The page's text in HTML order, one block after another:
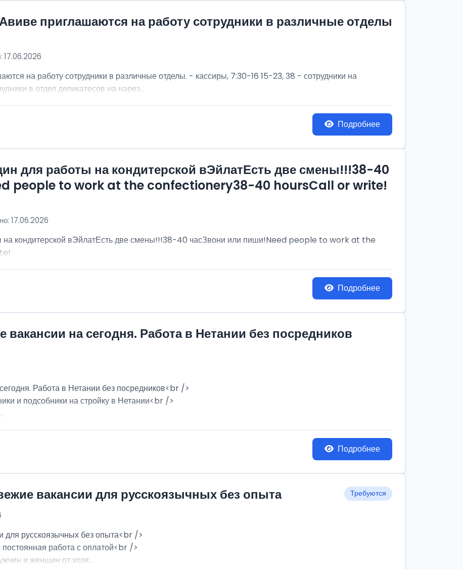
приглашаются на работу сотрудники в различные отделы
17.06.2026
на работу сотрудники в различные отделы. - кассиры, 7:30-16 15-23, 38 - сотрудники на
в отдел деликатесов на нарез...
Подробнее
для работы на кондитерской вЭйлатЕсть две смены!!!38-40
people to work at the confectionery38-40 hoursCall or write!
17.06.2026
кондитерской вЭйлатЕсть две смены!!!38-40 часЗвони или пиши!Need people to work at the
Подробнее
на сегодня. Работа в Нетании без посредников
Работа в Нетании без посредников<br />
и подсобники на стройку в Нетании<br />
Подробнее
вакансии для русскоязычных без опыта Требуются
для русскоязычных без опыта<br />
работа с оплатой<br />
и женщин от хозя...